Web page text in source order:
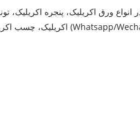
ورق اکریلیک، پنجره اکریلیک،